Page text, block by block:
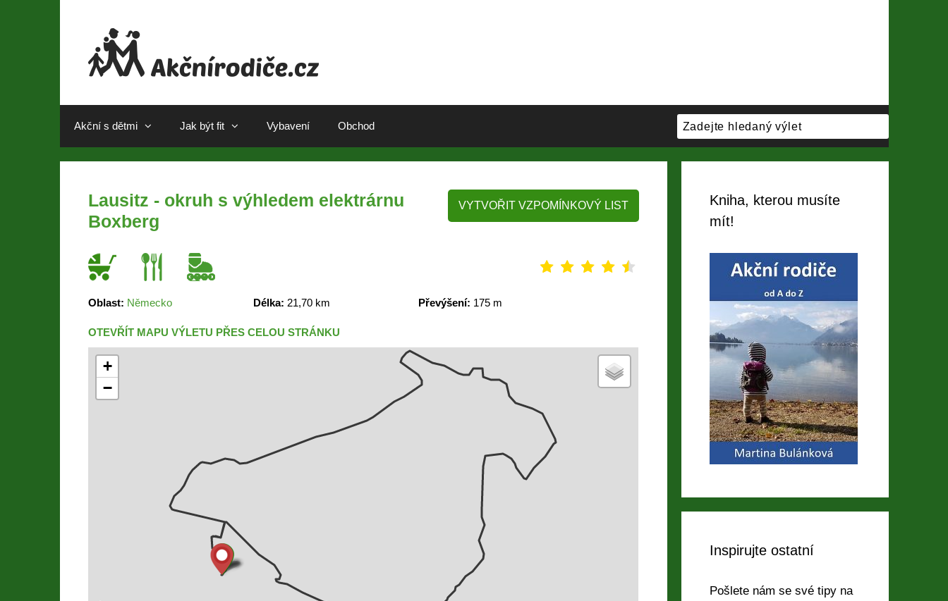
Akční s dětmi Jak být fit Vybavení Obchod
Lausitz - okruh s výhledem elektrárnu
Boxberg
VYTVOŘIT VZPOMÍNKOVÝ LIST
Oblast: Německo Délka: 21,70 km Převýšení: 175 m
OTEVŘÍT MAPU VÝLETU PŘES CELOU STRÁNKU
+
−
Kniha, kterou musíte
mít!
Inspirujte ostatní
Pošlete nám se své tipy na